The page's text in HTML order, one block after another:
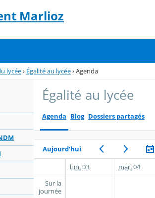
Marlioz
lycée› Égalité au lycée›Agenda
Égalité au lycée
Agenda Blog Dossiers partagés
Aujourd’hui
lun.03 mar.04
Sur la
journée